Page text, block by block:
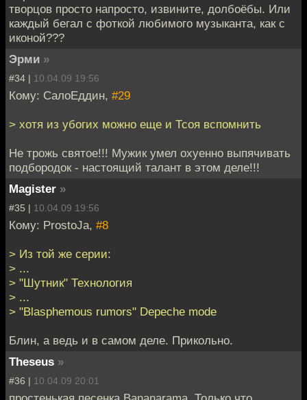
творцов просто напросто, извините, долбоёбы. Или
каждый бегал с фоткой любимого музыканта, как с
иконой???
Эрми »
#34 | 10.04.09 19:56
Кому: СалоЕддин, #29
> хотя из убогих можно еще и Тсоя вспомнить
Не трожь святое!!! Мужик умел охуенно выпячивать
подбородок - настоящий талант в этом деле!!!
Magister »
#35 | 10.04.09 19:56
Кому: ProstoJa, #8
> Из той же серии:
> ...
> "Шутник" Технология
> ...
> "Blasphemous rumors" Depeche mode
Блин, а ведь и в самом деле. Прикольно.
Theseus »
#36 | 10.04.09 20:01